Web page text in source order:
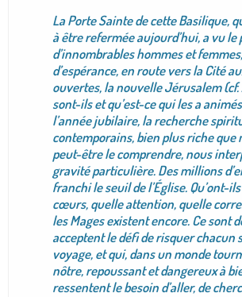
La Porte Sainte de cette Basilique,
à être refermée aujourd’hui, a vu le
d’innombrables hommes et
d’espérance, en route vers la Cité
ouvertes, la nouvelle Jérusalem (cf.
sont-ils et qu’est-ce qui les a
l’année jubilaire, la recherche
contemporains, bien plus riche que
peut-être le comprendre, nous
gravité particulière. Des millions
franchi le seuil de l’Église. Qu’ont-
cœurs, quelle attention, quelle
les Mages existent encore. Ce sont
acceptent le défi de risquer chacun
voyage, et qui, dans un monde
nôtre, repoussant et dangereux à
ressentent le besoin d’aller, de